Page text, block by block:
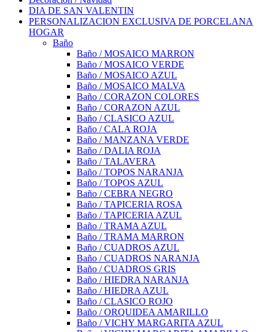
DIA DE SAN VALENTIN
PERSONALIZACION EXCLUSIVA DE PORCELANA
HOGAR
Baño
Baño / MOSAICO MARRON
Baño / MOSAICO VERDE
Baño / MOSAICO AZUL
Baño / MOSAICO MALVA
Baño / CORAZON COLORES
Baño / CORAZON AZUL
Baño / CLASICO AZUL
Baño / CALA ROJA
Baño / MANZANA VERDE
Baño / DALIA ROJA
Baño / TALAVERA
Baño / TOPOS NARANJA
Baño / TOPOS AZUL
Baño / CEBRA NEGRO
Baño / TAPICERIA ROSA
Baño / TAPICERIA AZUL
Baño / TRAMA AZUL
Baño / TRAMA MARRON
Baño / CUADROS AZUL
Baño / CUADROS NARANJA
Baño / CUADROS GRIS
Baño / HIEDRA NARANJA
Baño / HIEDRA AZUL
Baño / CLASICO ROJO
Baño / ORQUIDEA AMARILLO
Baño / VICHY MARGARITA AZUL